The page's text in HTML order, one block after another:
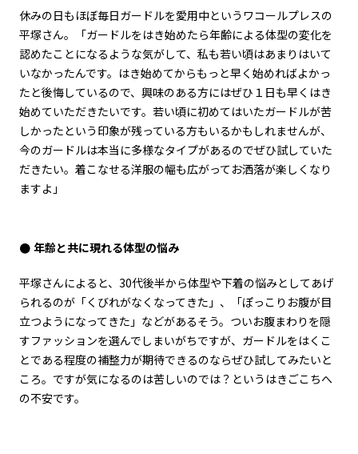
休みの日もほぼ毎日ガードルを愛用中というワコールプレスの
平塚さん。「ガードルをはき始めたら年齢による体型の変化を
認めたことになるような気がして、私も若い頃はあまりはいて
いなかったんです。はき始めてからもっと早く始めればよかっ
たと後悔しているので、興味のある方にはぜひ１日も早くはき
始めていただきたいです。若い頃に初めてはいたガードルが苦
しかったという印象が残っている方もいるかもしれませんが、
今のガードルは本当に多様なタイプがあるのでぜひ試していた
だきたい。着こなせる洋服の幅も広がってお洒落が楽しくなり
ますよ」
年齢と共に現れる体型の悩み
平塚さんによると、30代後半から体型や下着の悩みとしてあげ
られるのが「くびれがなくなってきた」、「ぽっこりお腹が目
立つようになってきた」などがあるそう。ついお腹まわりを隠
すファッションを選んでしまいがちですが、ガードルをはくこ
とである程度の補整力が期待できるのならぜひ試してみたいと
ころ。ですが気になるのは苦しいのでは？というはきごこちへ
の不安です。